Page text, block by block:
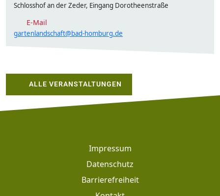
Schlosshof an der Zeder, Eingang Dorotheenstraße
E-Mail
gartenlandschaft@bad-homburg.de
ALLE VERANSTALTUNGEN
Impressum
Datenschutz
Barrierefreiheit